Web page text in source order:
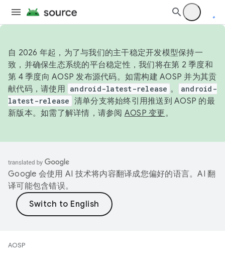
自 2026 年起，为了与我们的主干稳定开发模型保持一
致，并确保生态系统的平台稳定性，我们将在第 2 季度和
第 4 季度向 AOSP 发布源代码。如需构建 AOSP 并为其贡
献代码，请使用 android-latest-release 。
android-
latest-release 清单分支将始终引用推送到 AOSP 的最
新版本。如需了解详情，请参阅 AOSP 变更。
Google 会使用 AI 技术将内容翻译成您偏好的语言。AI 翻
译可能包含错误。
AOSP